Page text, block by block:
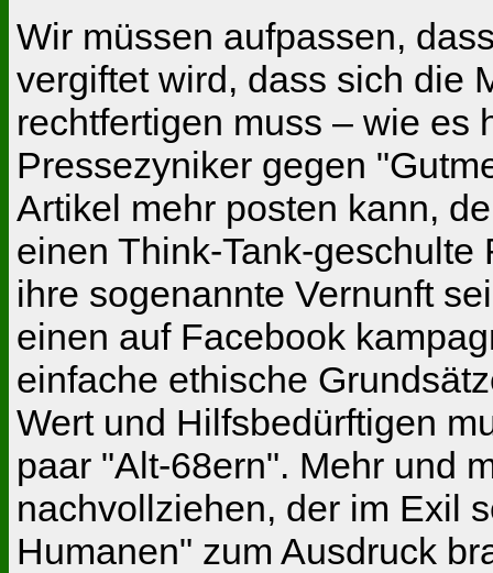
Wir müssen aufpassen,
vergiftet wird, dass sich die
rechtfertigen muss – wie es
Pressezyniker gegen
Artikel mehr posten kann,
einen Think-Tank-
ihre sogenannte Vernunft
einen auf Facebook
einfache ethische
Wert und Hilfsbedürftigen
paar "Alt-68ern". Mehr und
nachvollziehen, der im Exil
Humanen" zum Ausdruck